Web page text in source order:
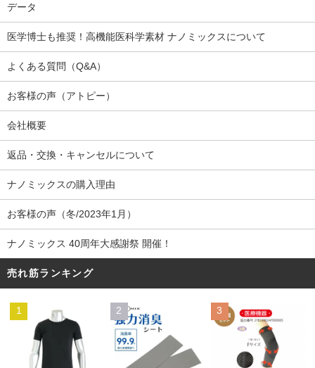
データ
医学博士も推奨！高機能医科学素材 ナノミックスについて
よくある質問（Q&A）
お客様の声（アトピー）
会社概要
返品・交換・キャンセルについて
ナノミックスの購入理由
お客様の声（冬/2023年1月）
ナノミックス 40周年大感謝祭 開催！
売れ筋ランキング
1 2 3